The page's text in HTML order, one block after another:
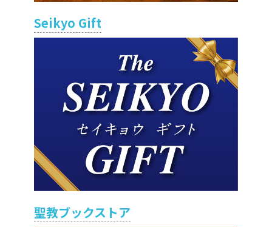
Seikyo Gift
聖教ブックストア